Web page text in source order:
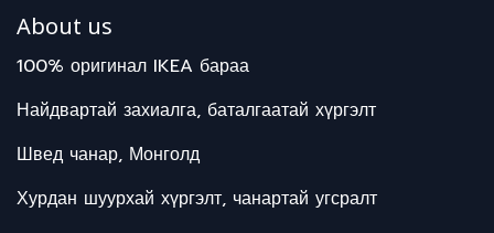
About us
100% оригинал IKEA бараа
Найдвартай захиалга, баталгаатай хүргэлт
Швед чанар, Монголд
Хурдан шуурхай хүргэлт, чанартай угсралт